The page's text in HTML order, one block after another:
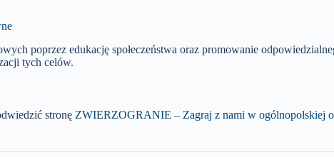
poprzez edukację społeczeństwa oraz promowanie
tych celów.
stronę ZWIERZOGRANIE – Zagraj z nami w ogólnopolskiej